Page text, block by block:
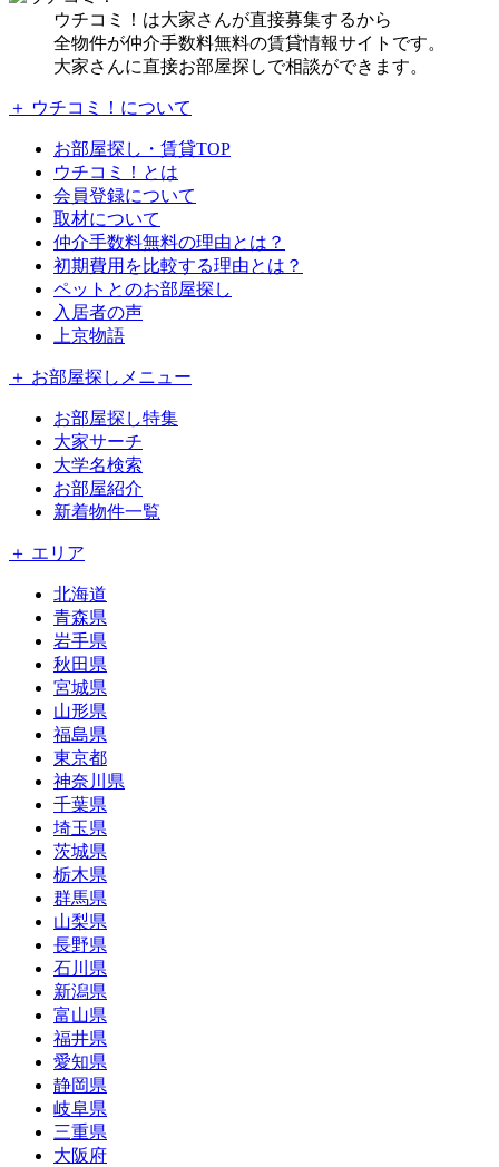
ウチコミ！は大家さんが直接募集するから
全物件が仲介手数料無料の賃貸情報サイトです。
大家さんに直接お部屋探しで相談ができます。
＋ ウチコミ！について
お部屋探し・賃貸TOP
ウチコミ！とは
会員登録について
取材について
仲介手数料無料の理由とは？
初期費用を比較する理由とは？
ペットとのお部屋探し
入居者の声
上京物語
＋ お部屋探しメニュー
お部屋探し特集
大家サーチ
大学名検索
お部屋紹介
新着物件一覧
＋ エリア
北海道
青森県
岩手県
秋田県
宮城県
山形県
福島県
東京都
神奈川県
千葉県
埼玉県
茨城県
栃木県
群馬県
山梨県
長野県
石川県
新潟県
富山県
福井県
愛知県
静岡県
岐阜県
三重県
大阪府